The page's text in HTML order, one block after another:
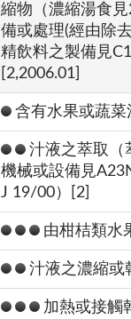
縮物（濃縮湯食
備或處理(經由除
精飲料之製備見
[2,2006.01]
含有水果或蔬菜
汁液之萃取（
機械或設備見
J 19/00）[2]
由柑桔類水
汁液之濃縮或
加熱或接觸